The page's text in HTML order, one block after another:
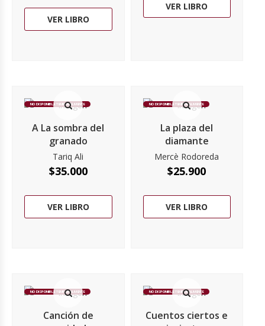
VER LIBRO
VER LIBRO
NO DISPONIBLE TEMPORALMENTE
A La sombra del
granado
Tariq Ali
$35.000
VER LIBRO
NO DISPONIBLE TEMPORALMENTE
La plaza del
diamante
Mercè Rodoreda
$25.900
VER LIBRO
NO DISPONIBLE TEMPORALMENTE
Canción de
NO DISPONIBLE TEMPORALMENTE
Cuentos ciertos e